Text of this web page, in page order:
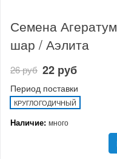
Семена
шар / Аэлита
26 руб 22 руб
Период поставки
КРУГЛОГОДИЧНЫЙ
Наличие: много